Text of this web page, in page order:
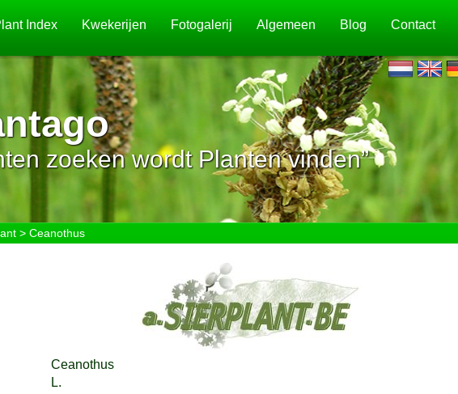
Index Kwekerijen Fotogalerij Algemeen Blog Contact
zoeken wordt Planten vinden”
> Ceanothus
Ceanothus
L.